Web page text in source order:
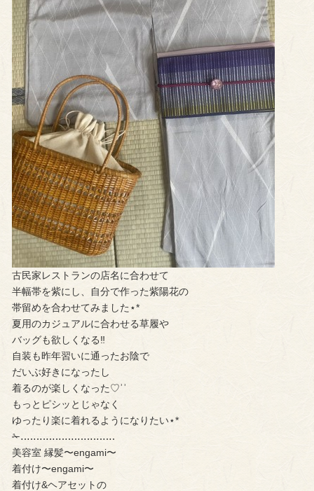
古民家レストランの店名に合わせて
半幅帯を紫にし、自分で作った紫陽花の
帯留めを合わせてみました⋆*
夏用のカジュアルに合わせる草履や
バッグも欲しくなる‼︎
自装も昨年習いに通ったお陰で
だいぶ好きになったし
着るのが楽しくなった♡︎ʾʾ
もっとピシッとじゃなく
ゆったり楽に着れるようになりたい⋆*
✁︎‥‥‥‥‥‥‥‥‥‥‥‥‥‥‥
美容室 縁髪〜engami〜
着付け〜engami〜
着付け&ヘアセットの